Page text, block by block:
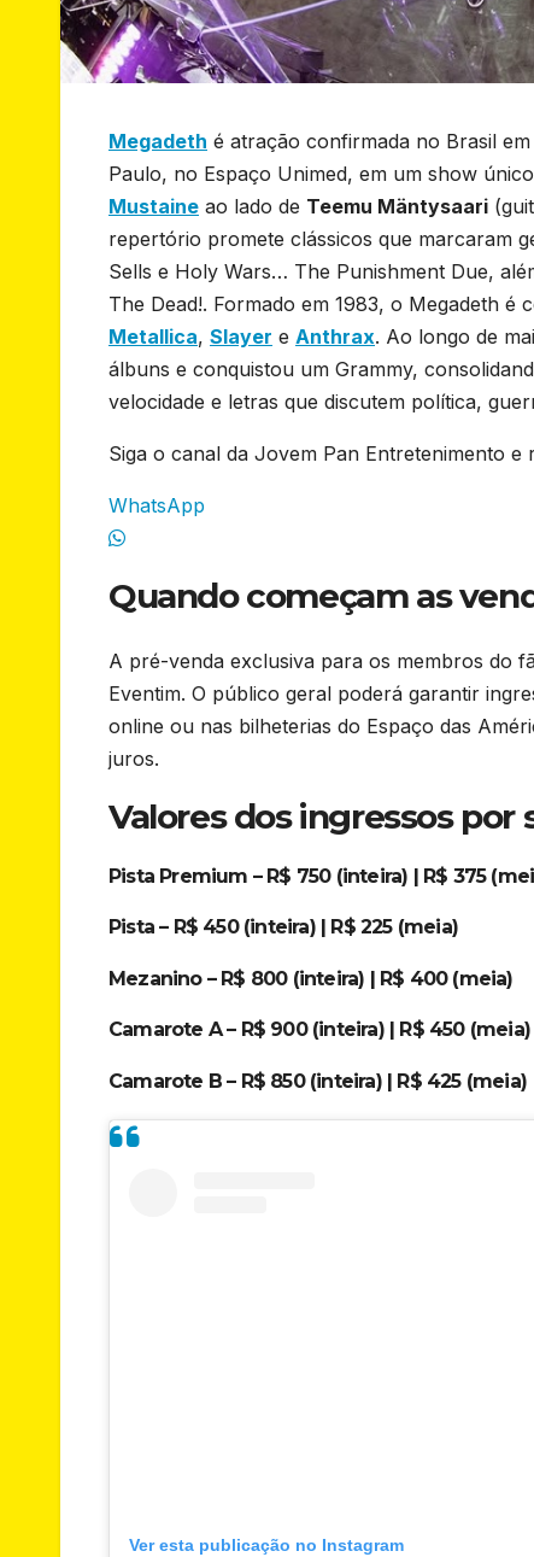
Megadeth é atração confirmada no Brasil
Paulo, no Espaço Unimed, em um show
Mustaine ao lado de Teemu Mäntysaari
repertório promete clássicos que marcaram
Sells e Holy Wars… The Punishment Due,
The Dead!. Formado em 1983, o Megadeth é
Metallica, Slayer e Anthrax. Ao longo de
álbuns e conquistou um Grammy,
velocidade e letras que discutem política,
Siga o canal da Jovem Pan Entretenimento
WhatsApp
Quando começam as
A pré-venda exclusiva para os membros do
Eventim. O público geral poderá garantir
online ou nas bilheterias do Espaço das
juros.
Valores dos ingressos por
Pista Premium – R$ 750 (inteira) | R$ 375
Pista – R$ 450 (inteira) | R$ 225 (meia)
Mezanino – R$ 800 (inteira) | R$ 400 (meia)
Camarote A – R$ 900 (inteira) | R$ 450 (meia)
Camarote B – R$ 850 (inteira) | R$ 425 (meia)
Ver esta publicação no Instagram